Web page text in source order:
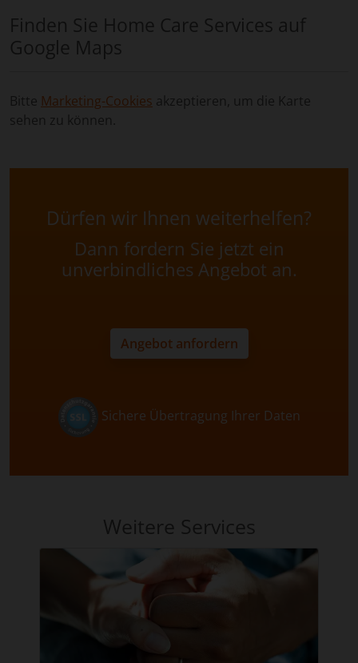
Finden Sie Home Care Services auf
Google Maps
Bitte Marketing-Cookies akzeptieren, um die Karte
sehen zu können.
Dürfen wir Ihnen weiterhelfen?
Dann fordern Sie jetzt ein
unverbindliches Angebot an.
Angebot anfordern
Sichere Übertragung Ihrer Daten
Weitere Services